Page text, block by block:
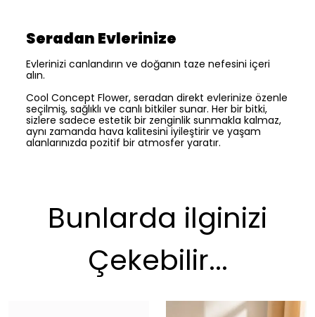
Seradan Evlerinize
Evlerinizi canlandırın ve doğanın taze nefesini içeri
alın.
Cool Concept Flower, seradan direkt evlerinize özenle
seçilmiş, sağlıklı ve canlı bitkiler sunar. Her bir bitki,
sizlere sadece estetik bir zenginlik sunmakla kalmaz,
aynı zamanda hava kalitesini iyileştirir ve yaşam
alanlarınızda pozitif bir atmosfer yaratır.
Bunlarda ilginizi
Çekebilir...